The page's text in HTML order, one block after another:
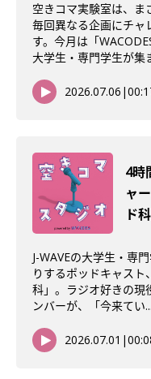
空きコマ実験室は、ま
毎回異なる企画にチャ
す。今月は「
大学生・専門学生が集
2026.07.06 |
4時
ャ
ド科
J-WAVEの大学生・専
りするポッドキャスト
科」。ラジオ好きの現
ンバーが、「今来てい...
2026.07.01 |